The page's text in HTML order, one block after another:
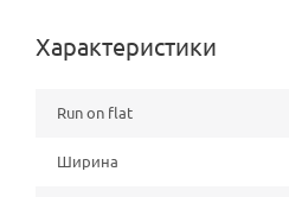
Характеристики
Run on flat
Ширина